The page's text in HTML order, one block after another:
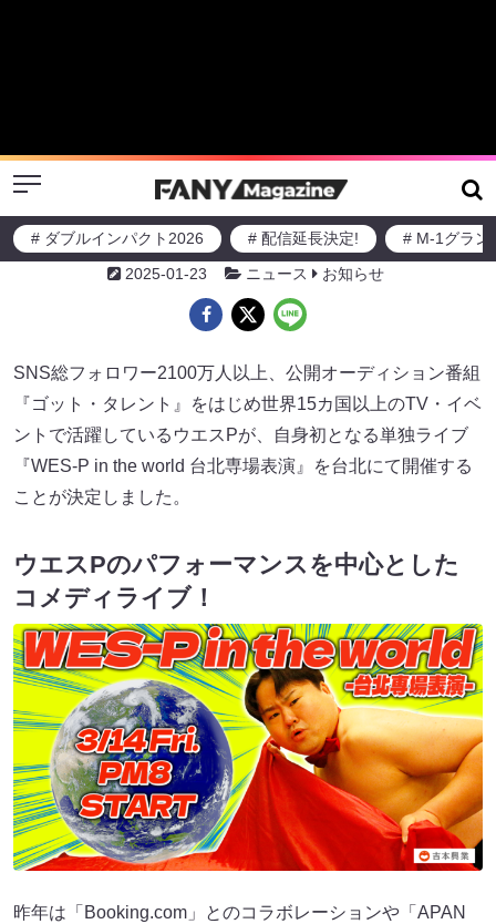
ウエスP 台北で自身初の単独ライブ
『WES-P in the world 台北専場表
演』開催決定!
2025-01-23 ニュース お知らせ
SNS総フォロワー2100万人以上、公開オーディション番組
『ゴット・タレント』をはじめ世界15カ国以上のTV・イベ
ントで活躍しているウエスPが、自身初となる単独ライブ
『WES-P in the world 台北専場表演』を台北にて開催する
ことが決定しました。
ウエスPのパフォーマンスを中心とした
コメディライブ！
昨年は「Booking.com」とのコラボレーションや「APAN